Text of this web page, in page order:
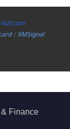
|XMSignal
Finance